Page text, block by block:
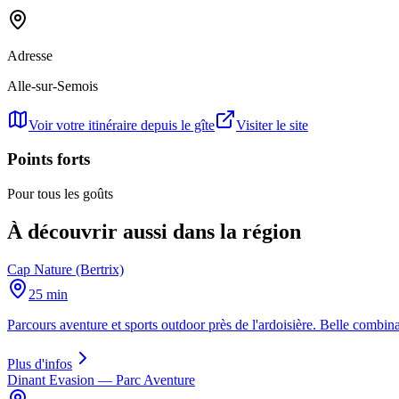
Adresse
Alle-sur-Semois
Voir votre itinéraire depuis le gîte Visiter le site
Points forts
Pour tous les goûts
À découvrir aussi dans la région
Cap Nature (Bertrix)
25 min
Parcours aventure et sports outdoor près de l'ardoisière. Belle
Plus d'infos
Dinant Evasion — Parc Aventure